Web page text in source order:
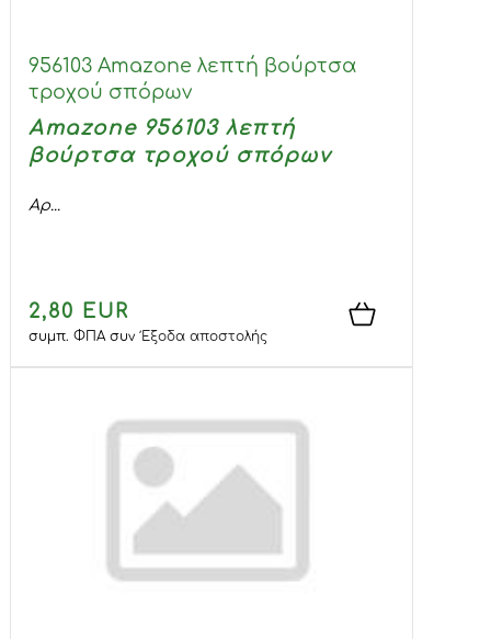
956103 Amazone λεπτή βούρτσα
τροχού σπόρων
Amazone 956103 λεπτή
βούρτσα τροχού σπόρων
Αρ...
2,80 EUR
συμπ. ΦΠΑσυνΈξοδα αποστολής